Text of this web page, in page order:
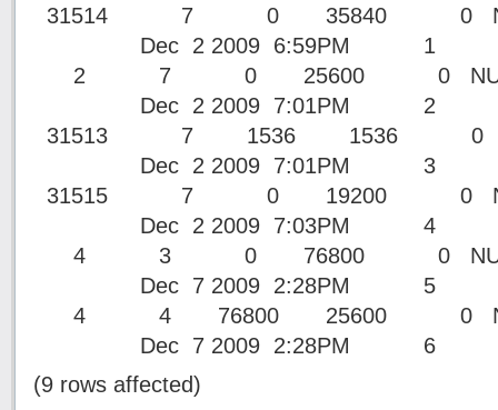
31514 7 0 35840 0
Dec 2 2009 6:59PM 1
2 7 0 25600 0
Dec 2 2009 7:01PM 2
31513 7 1536 1536 0
Dec 2 2009 7:01PM 3
31515 7 0 19200 0
Dec 2 2009 7:03PM 4
4 3 0 76800 0
Dec 7 2009 2:28PM 5
4 4 76800 25600 0
Dec 7 2009 2:28PM 6
(9 rows affected)